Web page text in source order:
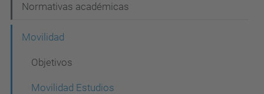
Normativas académicas
Movilidad
Objetivos
Movilidad Estudios